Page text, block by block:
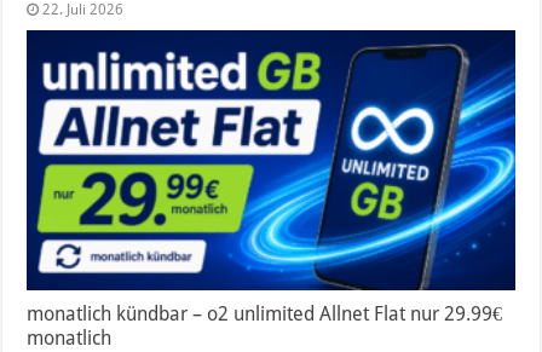
22. Juli 2026
monatlich kündbar – o2 unlimited Allnet Flat nur 29.99€
monatlich